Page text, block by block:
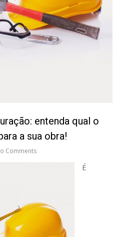
entenda qual o
a sua obra!
Comments
É